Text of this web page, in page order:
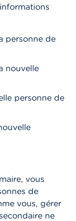
personne de
nouvelle
personne de
vous
de
vous, gérer
ne